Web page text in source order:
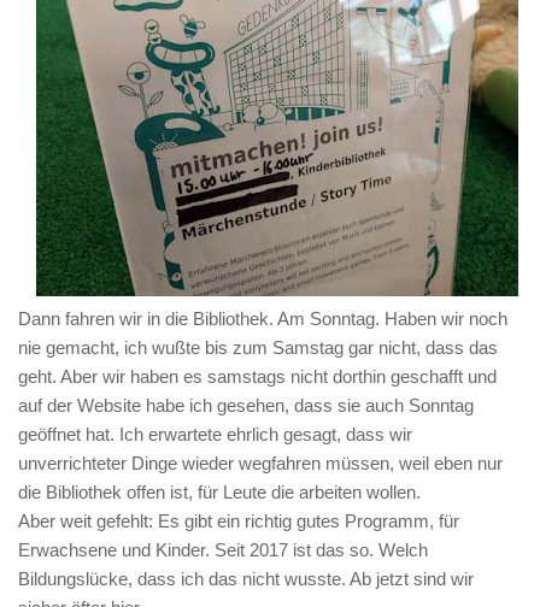
Dann fahren wir in die Bibliothek. Am Sonntag. Haben wir noch
nie gemacht, ich wußte bis zum Samstag gar nicht, dass das
geht. Aber wir haben es samstags nicht dorthin geschafft und
auf der Website habe ich gesehen, dass sie auch Sonntag
geöffnet hat. Ich erwartete ehrlich gesagt, dass wir
unverrichteter Dinge wieder wegfahren müssen, weil eben nur
die Bibliothek offen ist, für Leute die arbeiten wollen.
Aber weit gefehlt: Es gibt ein richtig gutes Programm, für
Erwachsene und Kinder. Seit 2017 ist das so. Welch
Bildungslücke, dass ich das nicht wusste. Ab jetzt sind wir